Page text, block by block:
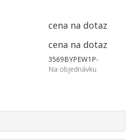
cena na dotaz
cena na dotaz
3569BYPEW1P-
Na objednávku